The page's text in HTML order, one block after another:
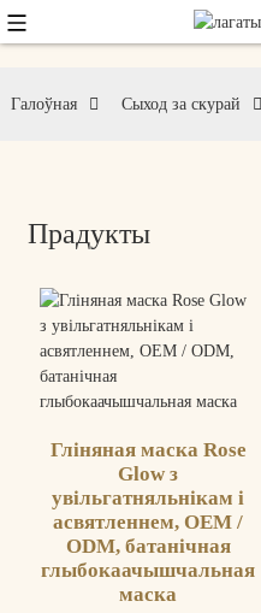
Галоўная Сыход за скурай
Прадукты
Гліняная маска Rose
Glow з
увільгатняльнікам і
асвятленнем, OEM /
ODM, батанічная
глыбокаачышчальная
маска